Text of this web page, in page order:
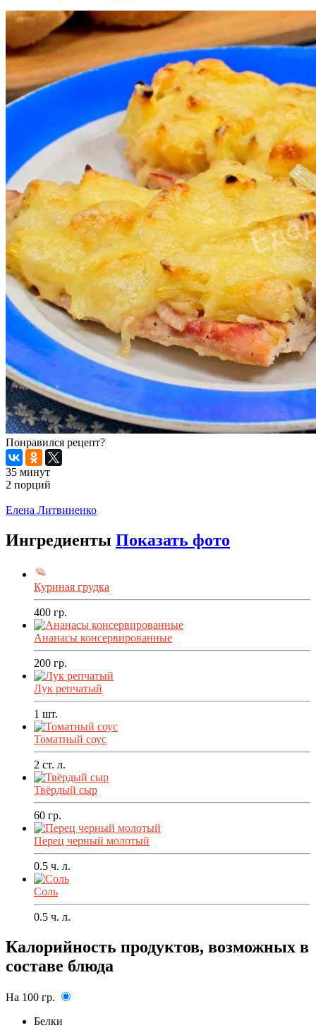
Понравился рецепт?
35 минут
2 порций
Елена Литвиненко
Ингредиенты Показать фото
Куриная грудка
400 гр.
Ананасы консервированные
200 гр.
Лук репчатый
1 шт.
Томатный соус
2 ст. л.
Твёрдый сыр
60 гр.
Перец черный молотый
0.5 ч. л.
Соль
0.5 ч. л.
Калорийность продуктов, возможных в
составе блюда
На 100 гр.
Белки